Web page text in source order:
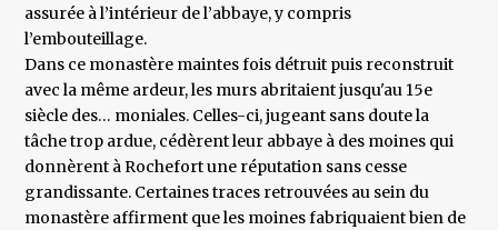
assurée à l’intérieur de l’abbaye, y compris
l’embouteillage.
Dans ce monastère maintes fois détruit puis reconstruit
avec la même ardeur, les murs abritaient jusqu'au 15e
siècle des… moniales. Celles-ci, jugeant sans doute la
tâche trop ardue, cédèrent leur abbaye à des moines qui
donnèrent à Rochefort une réputation sans cesse
grandissante. Certaines traces retrouvées au sein du
monastère affirment que les moines fabriquaient bien de